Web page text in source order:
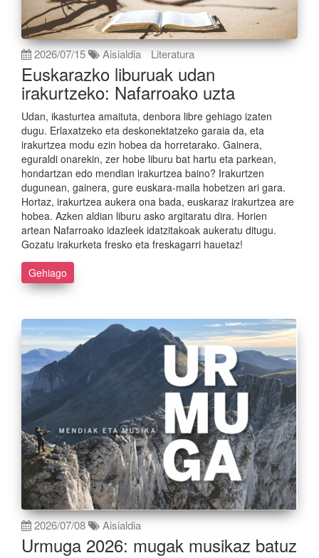
2026/07/15 Aisialdia Literatura
Euskarazko liburuak udan
irakurtzeko: Nafarroako uzta
Udan, ikasturtea amaituta, denbora libre gehiago izaten
dugu. Erlaxatzeko eta deskonektatzeko garaia da, eta
irakurtzea modu ezin hobea da horretarako. Gainera,
eguraldi onarekin, zer hobe liburu bat hartu eta parkean,
hondartzan edo mendian irakurtzea baino? Irakurtzen
dugunean, gainera, gure euskara-maila hobetzen ari gara.
Hortaz, irakurtzea aukera ona bada, euskaraz irakurtzea are
hobea. Azken aldian liburu asko argitaratu dira. Horien
artean Nafarroako idazleek idatzitakoak aukeratu ditugu.
Gozatu irakurketa fresko eta freskagarri hauetaz!
Gehiago
2026/07/08 Aisialdia
Urmuga 2026: mugak musikaz batuz